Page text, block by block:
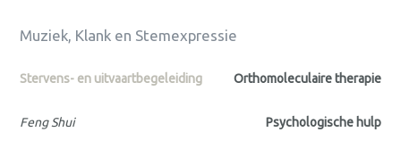
Muziek, Klank en Stemexpressie
Stervens- en uitvaartbegeleiding Orthomoleculaire therapie
Feng Shui Psychologische hulp